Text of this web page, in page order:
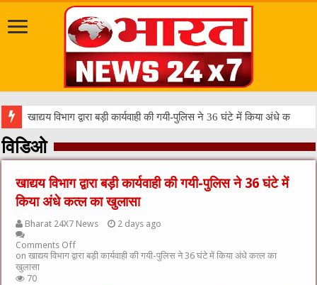
सवारी से पहले गड्ढ
विडिओ
खाद्यय विभाग द्वारा बड़ी कार्यवाही की गयी-पुलिस ने 36 घंटे में
किया अंधे कत्ल का खुलासा
Bharat 24X7 News
2 days ago
Comments Off
on खाद्यय विभाग द्वारा बड़ी कार्यवाही की गयी-पुलिस ने 36 घंटे में किया अंधे कत्ल का
खुलासा
70